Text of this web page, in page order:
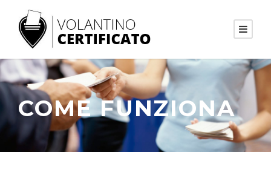
COME FUNZIONA